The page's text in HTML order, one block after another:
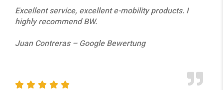
Excellent service, excellent e-mobility products. I
highly recommend BW.
Juan Contreras – Google Bewertung